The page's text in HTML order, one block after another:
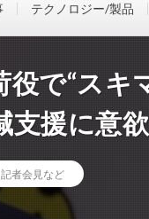
テクノロジー/製品
で“スキ
支援に意
記者会見など